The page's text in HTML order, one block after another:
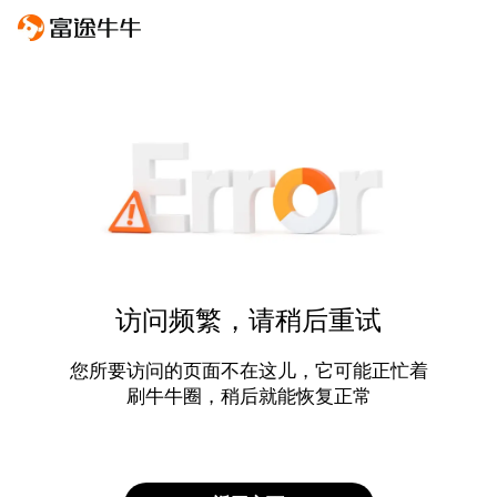
访问频繁，请稍后重试
您所要访问的页面不在这儿，它可能正忙着
刷牛牛圈，稍后就能恢复正常